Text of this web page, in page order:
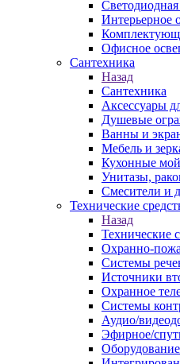
Интерьерное
Офисное
Сантехника
Назад
Сантехника
Аксессуары
Душевые
Ванны и
Мебель и
Кухонные
Унитазы,
Смесители и
Технические
Назад
Технические
Охранно-
Системы
Источники
Охранное
Системы
Аудио/
Эфирное/